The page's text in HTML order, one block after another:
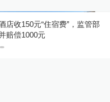
店收150元“住宿费”，监管部
赔偿1000元